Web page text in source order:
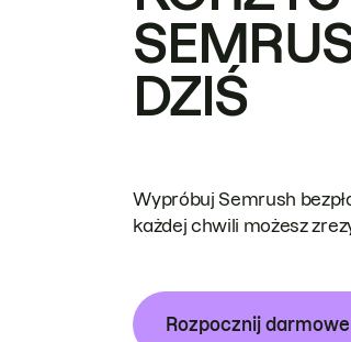
DZIŚ
Wypróbuj Semrush
każdej chwili możesz
Rozpocznij